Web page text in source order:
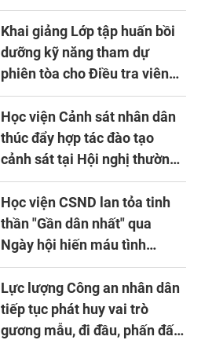
về ứng dụng khoa học công
nghệ trong lĩnh vực đấu tranh
phòng, chống tội phạm
Khai giảng Lớp tập huấn bồi
dưỡng kỹ năng tham dự
phiên tòa cho Điều tra viên
khóa 1 năm 2026
Học viện Cảnh sát nhân dân
thúc đẩy hợp tác đào tạo
cảnh sát tại Hội nghị thường
niên lần thứ 10 của Hiệp hội
APTA
Học viện CSND lan tỏa tinh
thần "Gần dân nhất" qua
Ngày hội hiến máu tình
nguyện
Lực lượng Công an nhân dân
tiếp tục phát huy vai trò
gương mẫu, đi đầu, phấn đấu